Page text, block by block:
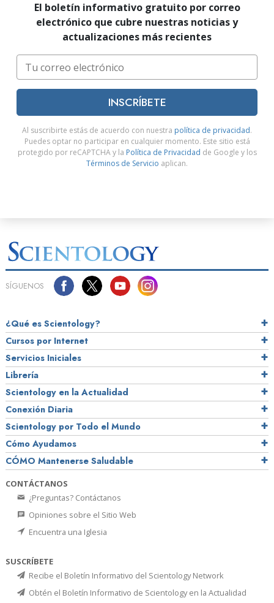
El boletín informativo gratuito por correo
electrónico que cubre nuestras noticias y
actualizaciones más recientes
INSCRÍBETE
Al suscribirte estás de acuerdo con nuestra política de privacidad.
Puedes optar no participar en cualquier momento. Este sitio está
protegido por reCAPTCHA y la Política de Privacidad de Google y los
Términos de Servicio aplican.
SÍGUENOS
¿Qué es Scientology?
Cursos por Internet
Servicios Iniciales
Librería
Scientology en la Actualidad
Conexión Diaria
Scientology por Todo el Mundo
Cómo Ayudamos
CÓMO Mantenerse Saludable
CONTÁCTANOS
¿Preguntas? Contáctanos
Opiniones sobre el Sitio Web
Encuentra una Iglesia
SUSCRÍBETE
Recibe el Boletín Informativo del Scientology Network
Obtén el Boletín Informativo de Scientology en la Actualidad